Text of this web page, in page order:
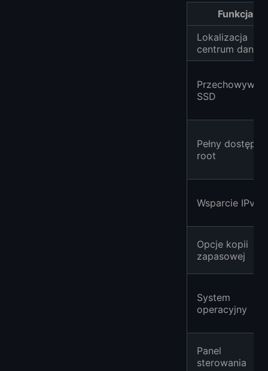
Funkcja
Lokalizacja
centrum
SSD
Pełny dostęp
root
Wsparcie IPv6
Opcje kopii
zapasowej
System
operacyjny
Panel
sterowania